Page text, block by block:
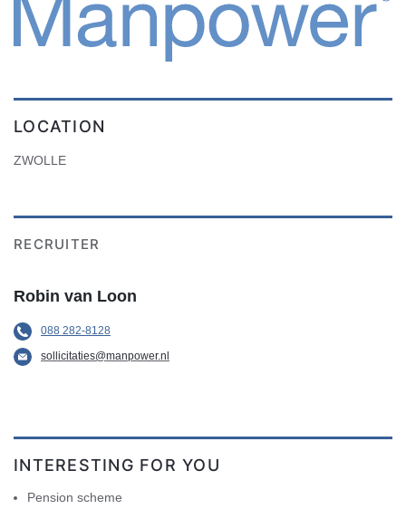
LOCATION
ZWOLLE
RECRUITER
Robin van Loon
088 282-8128
sollicitaties@manpower.nl
INTERESTING FOR YOU
Pension scheme